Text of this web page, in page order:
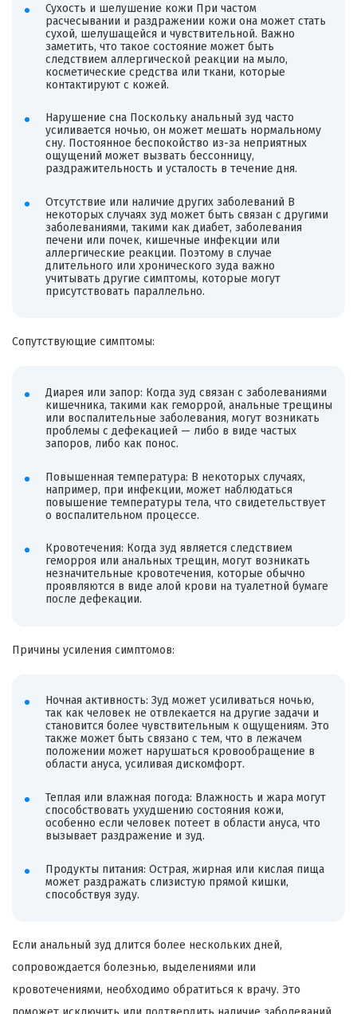
Сухость и шелушение кожи При частом
расчесывании и раздражении кожи она может стать
сухой, шелушащейся и чувствительной. Важно
заметить, что такое состояние может быть
следствием аллергической реакции на мыло,
косметические средства или ткани, которые
контактируют с кожей.
Нарушение сна Поскольку анальный зуд часто
усиливается ночью, он может мешать нормальному
сну. Постоянное беспокойство из-за неприятных
ощущений может вызвать бессонницу,
раздражительность и усталость в течение дня.
Отсутствие или наличие других заболеваний В
некоторых случаях зуд может быть связан с другими
заболеваниями, такими как диабет, заболевания
печени или почек, кишечные инфекции или
аллергические реакции. Поэтому в случае
длительного или хронического зуда важно
учитывать другие симптомы, которые могут
присутствовать параллельно.
Сопутствующие симптомы:
Диарея или запор: Когда зуд связан с заболеваниями
кишечника, такими как геморрой, анальные трещины
или воспалительные заболевания, могут возникать
проблемы с дефекацией — либо в виде частых
запоров, либо как понос.
Повышенная температура: В некоторых случаях,
например, при инфекции, может наблюдаться
повышение температуры тела, что свидетельствует
о воспалительном процессе.
Кровотечения: Когда зуд является следствием
геморроя или анальных трещин, могут возникать
незначительные кровотечения, которые обычно
проявляются в виде алой крови на туалетной бумаге
после дефекации.
Причины усиления симптомов:
Ночная активность: Зуд может усиливаться ночью,
так как человек не отвлекается на другие задачи и
становится более чувствительным к ощущениям. Это
также может быть связано с тем, что в лежачем
положении может нарушаться кровообращение в
области ануса, усиливая дискомфорт.
Теплая или влажная погода: Влажность и жара могут
способствовать ухудшению состояния кожи,
особенно если человек потеет в области ануса, что
вызывает раздражение и зуд.
Продукты питания: Острая, жирная или кислая пища
может раздражать слизистую прямой кишки,
способствуя зуду.
Если анальный зуд длится более нескольких дней,
сопровождается болезнью, выделениями или
кровотечениями, необходимо обратиться к врачу. Это